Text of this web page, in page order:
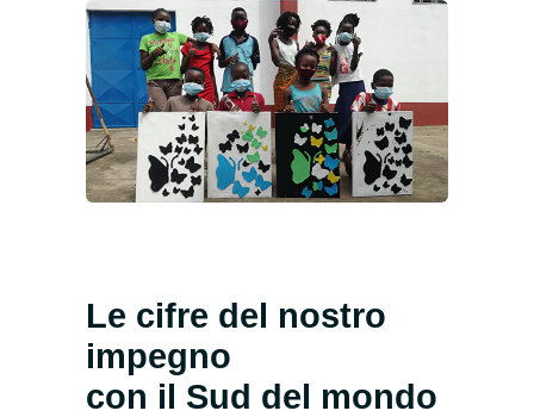
Le cifre del nostro
impegno
con il Sud del mondo